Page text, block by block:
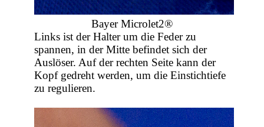
Bayer Microlet2®
Links ist der Halter um die Feder zu
spannen, in der Mitte befindet sich der
Auslöser. Auf der rechten Seite kann der
Kopf gedreht werden, um die Einstichtiefe
zu regulieren.